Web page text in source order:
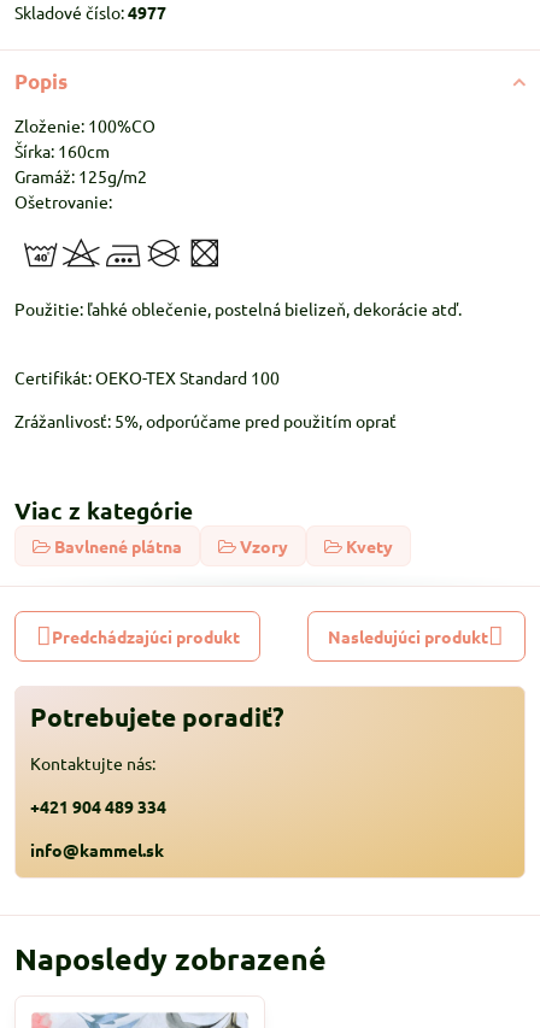
Skladové číslo:4977
Popis
Zloženie: 100%CO
Šírka: 160cm
Gramáž: 125g/m2
Ošetrovanie:
Použitie: ľahké oblečenie, postelná bielizeň, dekorácie atď.
Certifikát: OEKO-TEX Standard 100
Zrážanlivosť: 5%, odporúčame pred použitím oprať
Viac z kategórie
Bavlnené plátna Vzory Kvety
Predchádzajúci produkt Nasledujúci produkt
Potrebujete poradiť?
Kontaktujte nás:
+421 904 489 334
info@kammel.sk
Naposledy zobrazené